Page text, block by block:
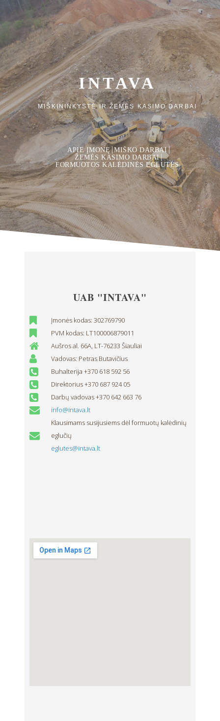
INTAVA
MIŠKININKYSTĖ IR ŽEMĖS KASIMO DARBAI
APIE ĮMONĘ MIŠKO DARBAI
ŽEMĖS KASIMO DARBAI
FORMUOTOS KALĖDINĖS EGLUTĖS
UAB "INTAVA"
Įmonės kodas: 302769790
PVM kodas: LT100006879011
Aušros al. 66A, LT-76233 Šiauliai
Vadovas: Petras Butavičius
Buhalterija +370 618 592 56
Direktorius +370 687 924 05
Darbų vadovas +370 642 663 76
info@intava.lt
Klausimams susijusiems dėl formuotų kalėdinių
eglučių
eglutes@intava.lt